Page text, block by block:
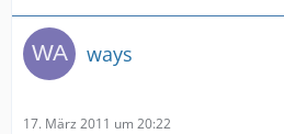
ways
17. März 2011 um 20:22